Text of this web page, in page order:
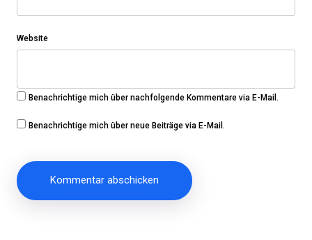
Website
Benachrichtige mich über nachfolgende Kommentare via E-Mail.
Benachrichtige mich über neue Beiträge via E-Mail.